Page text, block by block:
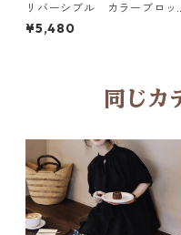
リバーシブル カラーブロッ
ク メッシュショルダーバッ
グ 6col H 260066
¥5,480
同じカ